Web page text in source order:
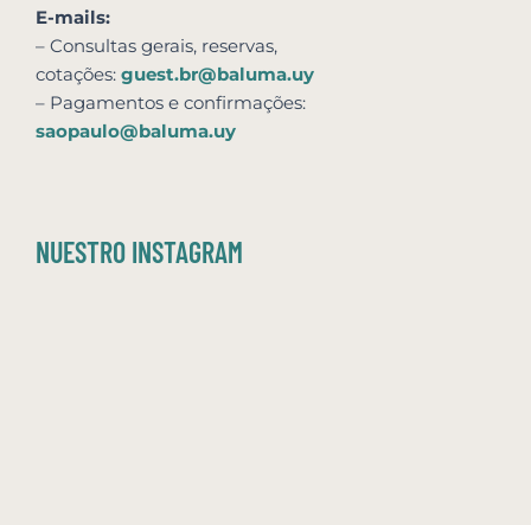
E-mails:
– Consultas gerais, reservas,
cotações: guest.br@baluma.uy
– Pagamentos e confirmações:
saopaulo@baluma.uy
NUESTRO INSTAGRAM